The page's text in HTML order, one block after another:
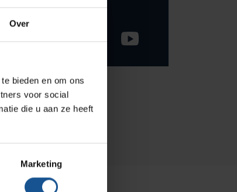
Over
bieden en om ons
voor social
die u aan ze heeft
Marketing
VE-Systems
team